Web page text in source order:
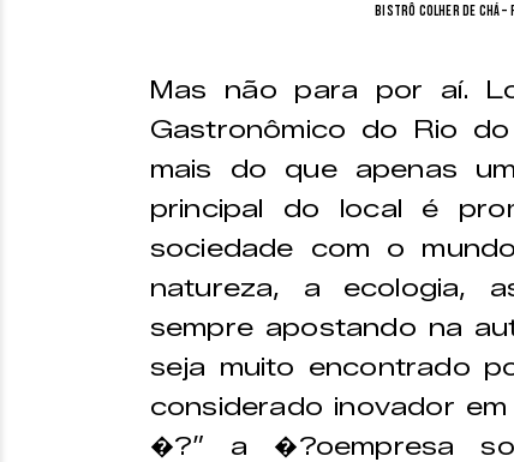
Bistrô Colher de Chá –
Mas não para por aí.
Gastronômico do Rio
mais do que apenas
principal do local é
sociedade com o
natureza, a ecologia,
sempre apostando na
seja muito encontrado
considerado inovador
�?” a �?oempresa